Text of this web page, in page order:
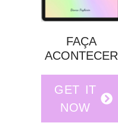
FAÇA
ACONTECER
GET IT
NOW